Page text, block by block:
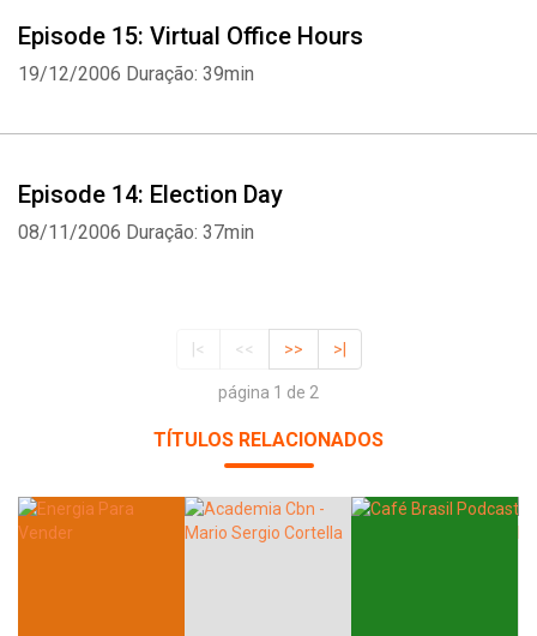
Episode 15: Virtual Office Hours
19/12/2006 Duração: 39min
Episode 14: Election Day
08/11/2006 Duração: 37min
|< << >> >|
página 1 de 2
TÍTULOS RELACIONADOS